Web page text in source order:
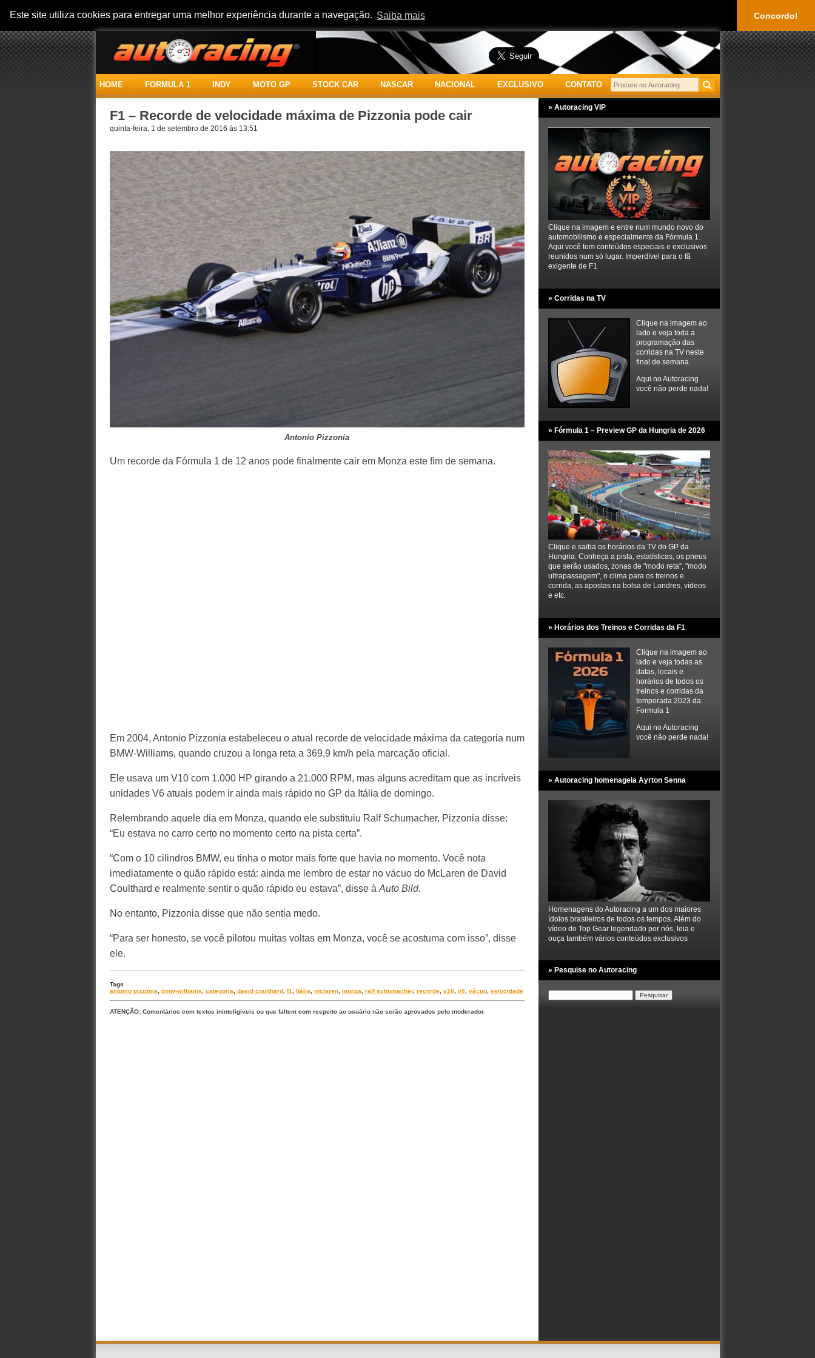
Este site utiliza cookies para entregar uma melhor experiência durante a navegação. Saiba mais Concordo!
HOME FORMULA 1 INDY MOTO GP STOCK CAR NASCAR NACIONAL EXCLUSIVO CONTATO
F1 – Recorde de velocidade máxima de Pizzonia pode cair
quinta-feira, 1 de setembro de 2016 às 13:51
Antonio Pizzonia
Um recorde da Fórmula 1 de 12 anos pode finalmente cair em Monza este fim de semana.
Em 2004, Antonio Pizzonia estabeleceu o atual recorde de velocidade máxima da categoria num
BMW-Williams, quando cruzou a longa reta a 369,9 km/h pela marcação oficial.
Ele usava um V10 com 1.000 HP girando a 21.000 RPM, mas alguns acreditam que as incríveis
unidades V6 atuais podem ir ainda mais rápido no GP da Itália de domingo.
Relembrando aquele dia em Monza, quando ele substituiu Ralf Schumacher, Pizzonia disse:
“Eu estava no carro certo no momento certo na pista certa”.
“Com o 10 cilindros BMW, eu tinha o motor mais forte que havia no momento. Você nota
imediatamente o quão rápido está: ainda me lembro de estar no vácuo do McLaren de David
Coulthard e realmente sentir o quão rápido eu estava”, disse à Auto Bild.
No entanto, Pizzonia disse que não sentia medo.
“Para ser honesto, se você pilotou muitas voltas em Monza, você se acostuma com isso”, disse
ele.
Tags
antonio pizzonia
bmw-williams categoria david coulthard, f1 Itália mclaren, monza ralf schumacher, recorde, v10, v6, vácuo, velocidade
ATENÇÃO: Comentários com textos ininteligíveis ou que faltem com respeito ao usuário não serão aprovados pelo moderador.
» Autoracing VIP
Clique na imagem e entre num mundo novo do
automobilismo e especialmente da Fórmula 1.
Aqui você tem conteúdos especiais e exclusivos
reunidos num só lugar. Imperdível para o fã
exigente de F1
» Corridas na TV
Clique na imagem ao
lado e veja toda a
programação das
corridas na TV neste
final de semana.
Aqui no Autoracing
você não perde nada!
» Fórmula 1 – Preview GP da Hungria de 2026
Clique e saiba os horários da TV do GP da
Hungria. Conheça a pista, estatísticas, os pneus
que serão usados, zonas de "modo reta", "modo
ultrapassagem", o clima para os treinos e
corrida, as apostas na bolsa de Londres, vídeos
e etc.
» Horários dos Treinos e Corridas da F1
Clique na imagem ao
lado e veja todas as
datas, locais e
horários de todos os
treinos e corridas da
temporada 2023 da
Formula 1
Aqui no Autoracing
você não perde nada!
» Autoracing homenageia Ayrton Senna
Homenagens do Autoracing a um dos maiores
ídolos brasileiros de todos os tempos. Além do
vídeo do Top Gear legendado por nós, leia e
ouça também vários conteúdos exclusivos
» Pesquise no Autoracing
por: